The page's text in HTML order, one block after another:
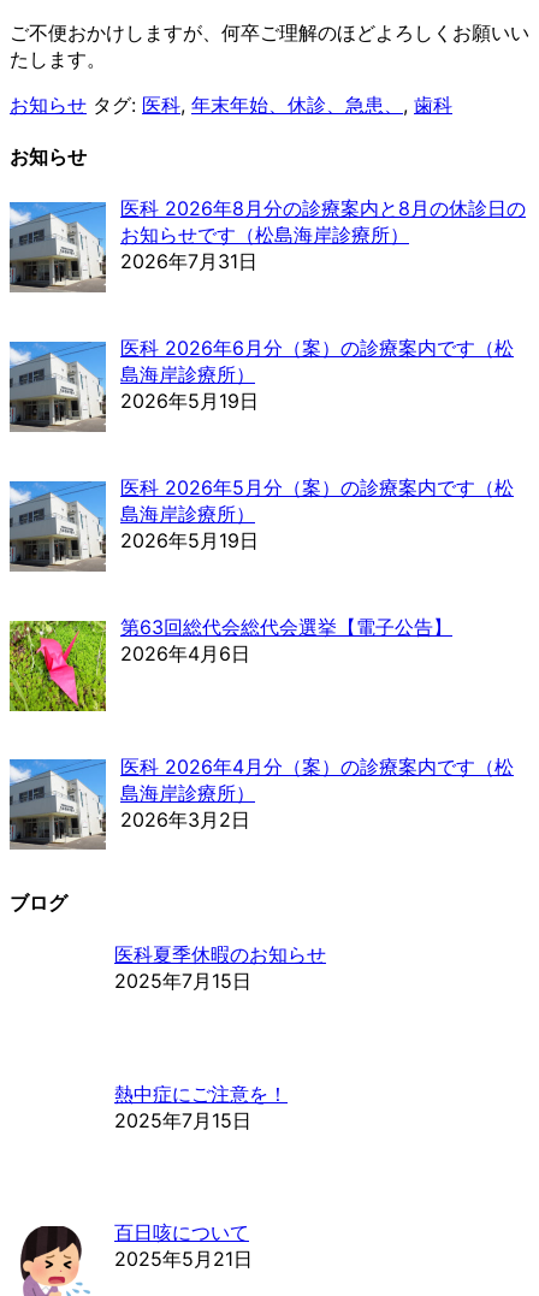
ご不便おかけしますが、何卒ご理解のほどよろしくお願いい
たします。
お知らせ タグ: 医科, 年末年始、休診、急患、 , 歯科
お知らせ
医科 2026年8月分の診療案内と8月の休診日の
お知らせです（松島海岸診療所）
2026年7月31日
医科 2026年6月分（案）の診療案内です（松
島海岸診療所）
2026年5月19日
医科 2026年5月分（案）の診療案内です（松
島海岸診療所）
2026年5月19日
第63回総代会総代会選挙【電子公告】
2026年4月6日
医科 2026年4月分（案）の診療案内です（松
島海岸診療所）
2026年3月2日
ブログ
医科夏季休暇のお知らせ
2025年7月15日
熱中症にご注意を！
2025年7月15日
百日咳について
2025年5月21日